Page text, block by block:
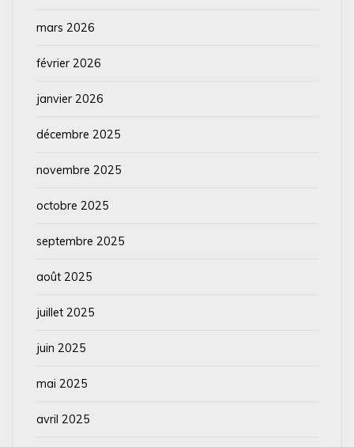
mars 2026
février 2026
janvier 2026
décembre 2025
novembre 2025
octobre 2025
septembre 2025
août 2025
juillet 2025
juin 2025
mai 2025
avril 2025